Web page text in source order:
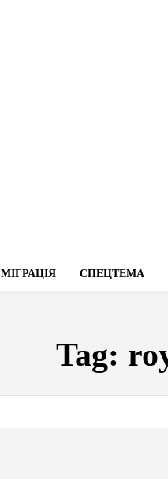
МІГРАЦІЯ СПЕЦТЕМА
Tag: